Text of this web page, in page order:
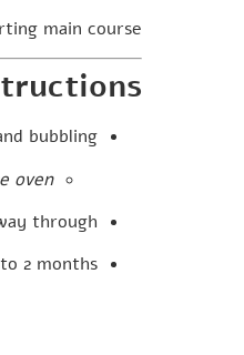
main course.
bubbling.
oven.
through.
2 months